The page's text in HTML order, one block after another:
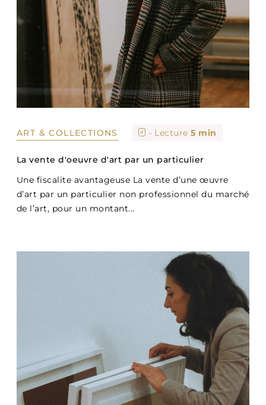
ART & COLLECTIONS - Lecture5 min
La vente d'oeuvre d'art par un particulier
Une fiscalite avantageuse La vente d’une œuvre
d’art par un particulier non professionnel du marché
de l’art, pour un montant...